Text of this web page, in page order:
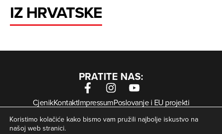
IZ HRVATSKE
PRATITE NAS:
CjenikKontaktImpressumPoslovanje i EU projekti
Arhiva digitalnih novina
Uvjeti korištenjaZaštita privatnosti
Kolačići
Koristimo kolačiće kako bismo vam pružili najbolje iskustvo na
našoj web stranici.